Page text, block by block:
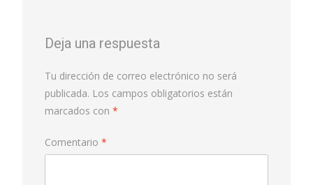
Deja una respuesta
Tu dirección de correo electrónico no será
publicada. Los campos obligatorios están
marcados con *
Comentario *